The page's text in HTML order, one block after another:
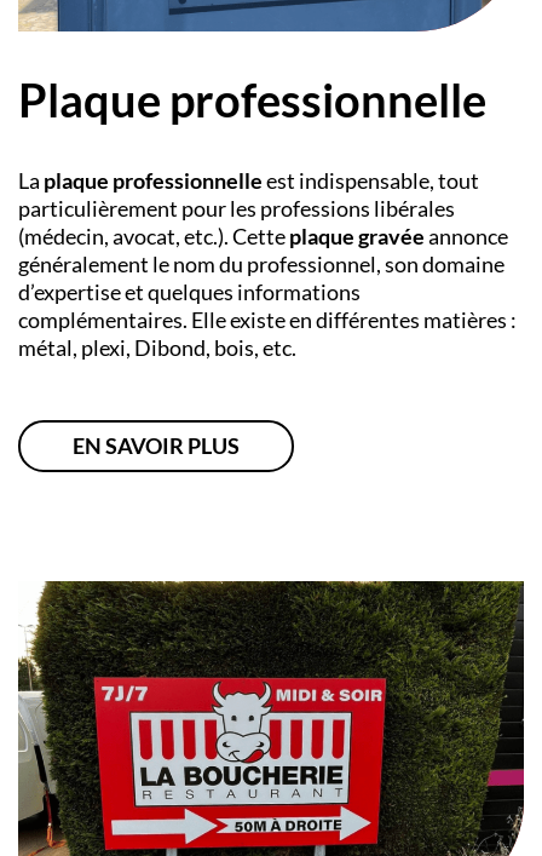
Plaque professionnelle
La plaque professionnelleest indispensable, tout
particulièrement pour les professions libérales
(médecin, avocat, etc.). Cetteplaque gravéeannonce
généralement le nom du professionnel, son domaine
d’expertise et quelques informations
complémentaires. Elle existe en différentes matières :
métal, plexi, Dibond, bois, etc.
EN SAVOIR PLUS